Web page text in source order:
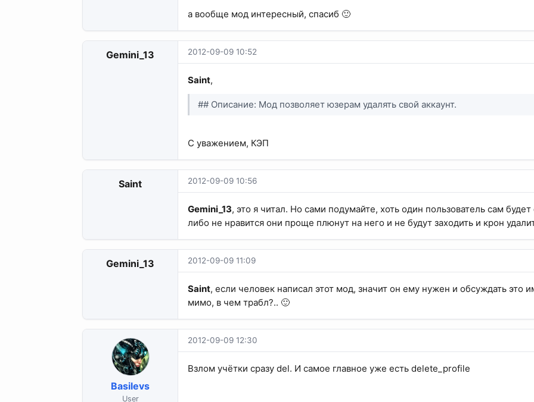
а вообще мод интересный, спасиб 🙂
Gemini_13 2012-09-09 10:52
Saint,
## Описание: Мод позволяет юзерам удалять свой аккаунт.
С уважением, КЭП
Saint 2012-09-09 10:56
Gemini_13, это я читал. Но сами подумайте, хоть один пользователь сам
либо не нравится они проще плюнут на него и не будут заходить и крон
Gemini_13 2012-09-09 11:09
Saint, если человек написал этот мод, значит он ему нужен и обсуждать это
мимо, в чем трабл?.. 🙂
Basilevs
User
2012-09-09 12:30
Взлом учётки сразу del. И самое главное уже есть delete_profile